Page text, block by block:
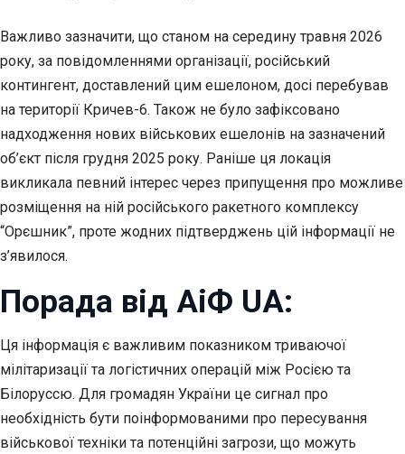
Важливо зазначити, що станом на середину травня 2026
року, за повідомленнями організації, російський
контингент, доставлений цим ешелоном, досі перебував
на території Кричев-6. Також не було зафіксовано
надходження нових військових ешелонів на зазначений
об’єкт після грудня 2025 року. Раніше ця локація
викликала певний інтерес через припущення про можливе
розміщення на ній російського ракетного комплексу
“Орєшник”, проте жодних підтверджень цій інформації не
з’явилося.
Порада від АіФ UA:
Ця інформація є важливим показником триваючої
мілітаризації та логістичних операцій між Росією та
Білоруссю. Для громадян України це сигнал про
необхідність бути поінформованими про пересування
військової техніки та потенційні загрози, що можуть